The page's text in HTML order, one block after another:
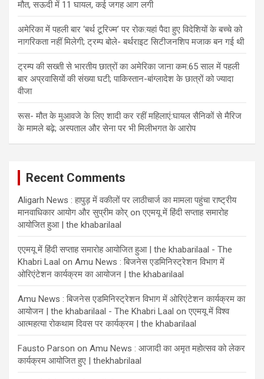
मौत, सऊदी में 11 घायल, कई जगह आग लगी
अमेरिका में पहली बार ‘बर्थ टूरिज्म’ पर रोक:यहां पैदा हुए विदेशियों के बच्चे को
नागरिकता नहीं मिलेगी; ट्रम्प बोले- बर्थराइट सिटीजनशिप मजाक बन गई थी
ट्रम्प की सख्ती से भारतीय छात्रों का अमेरिका जाना कम:65 साल में पहली
बार अप्रवासियों की संख्या घटी; पाकिस्तान-बांग्लादेश के छात्रों को ज्यादा
वीजा
रूस- मौत के मुआवजे के लिए शादी कर रहीं महिलाएं:घायल सैनिकों से मैरिज
के मामले बढ़े; अस्पताल और सेना पर भी मिलीभगत के आरोप
Recent Comments
Aligarh News : हापुड़ में वकीलों पर लाठीचार्ज का मामला पहुंचा राष्ट्रीय
मानवाधिकार आयोग और सुप्रीम कोर् onएएमयू में हिंदी सप्ताह समारोह
आयोजित हुआ | the khabarilaal
एएमयू में हिंदी सप्ताह समारोह आयोजित हुआ | the khabarilaal - The
Khabri Laal on Amu News : बिजनेस एडमिनिस्ट्रेशन विभाग में
ओरिएंटेशन कार्यक्रम का आयोजन | the khabarilaal
Amu News : बिजनेस एडमिनिस्ट्रेशन विभाग में ओरिएंटेशन कार्यक्रम का
आयोजन | the khabarilaal - The Khabri Laal onएएमयू में विश्व
आत्महत्या रोकथाम दिवस पर कार्यक्रम | the khabarilaal
Fausto Parson on Amu News : आजादी का अमृत महोत्सव को लेकर
कार्यक्रम आयोजित हुए | thekhabrilaal